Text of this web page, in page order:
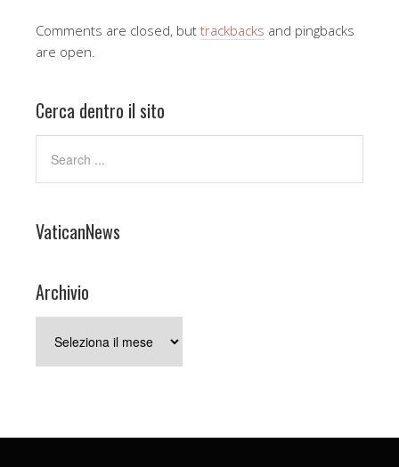
Comments are closed, but trackbacks and pingbacks
are open.
Cerca dentro il sito
VaticanNews
Archivio